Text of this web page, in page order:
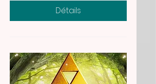
Détails